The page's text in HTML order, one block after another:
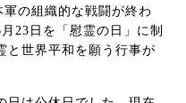
の組織的な戦闘が終わ
23日を「慰霊の日」に制
と世界平和を願う行事が